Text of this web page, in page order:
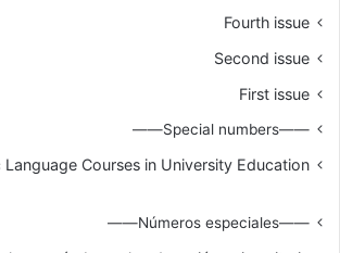
Fourth issue
Second issue
First issue
——Special numbers——
Courses in University Education
——Números especiales——